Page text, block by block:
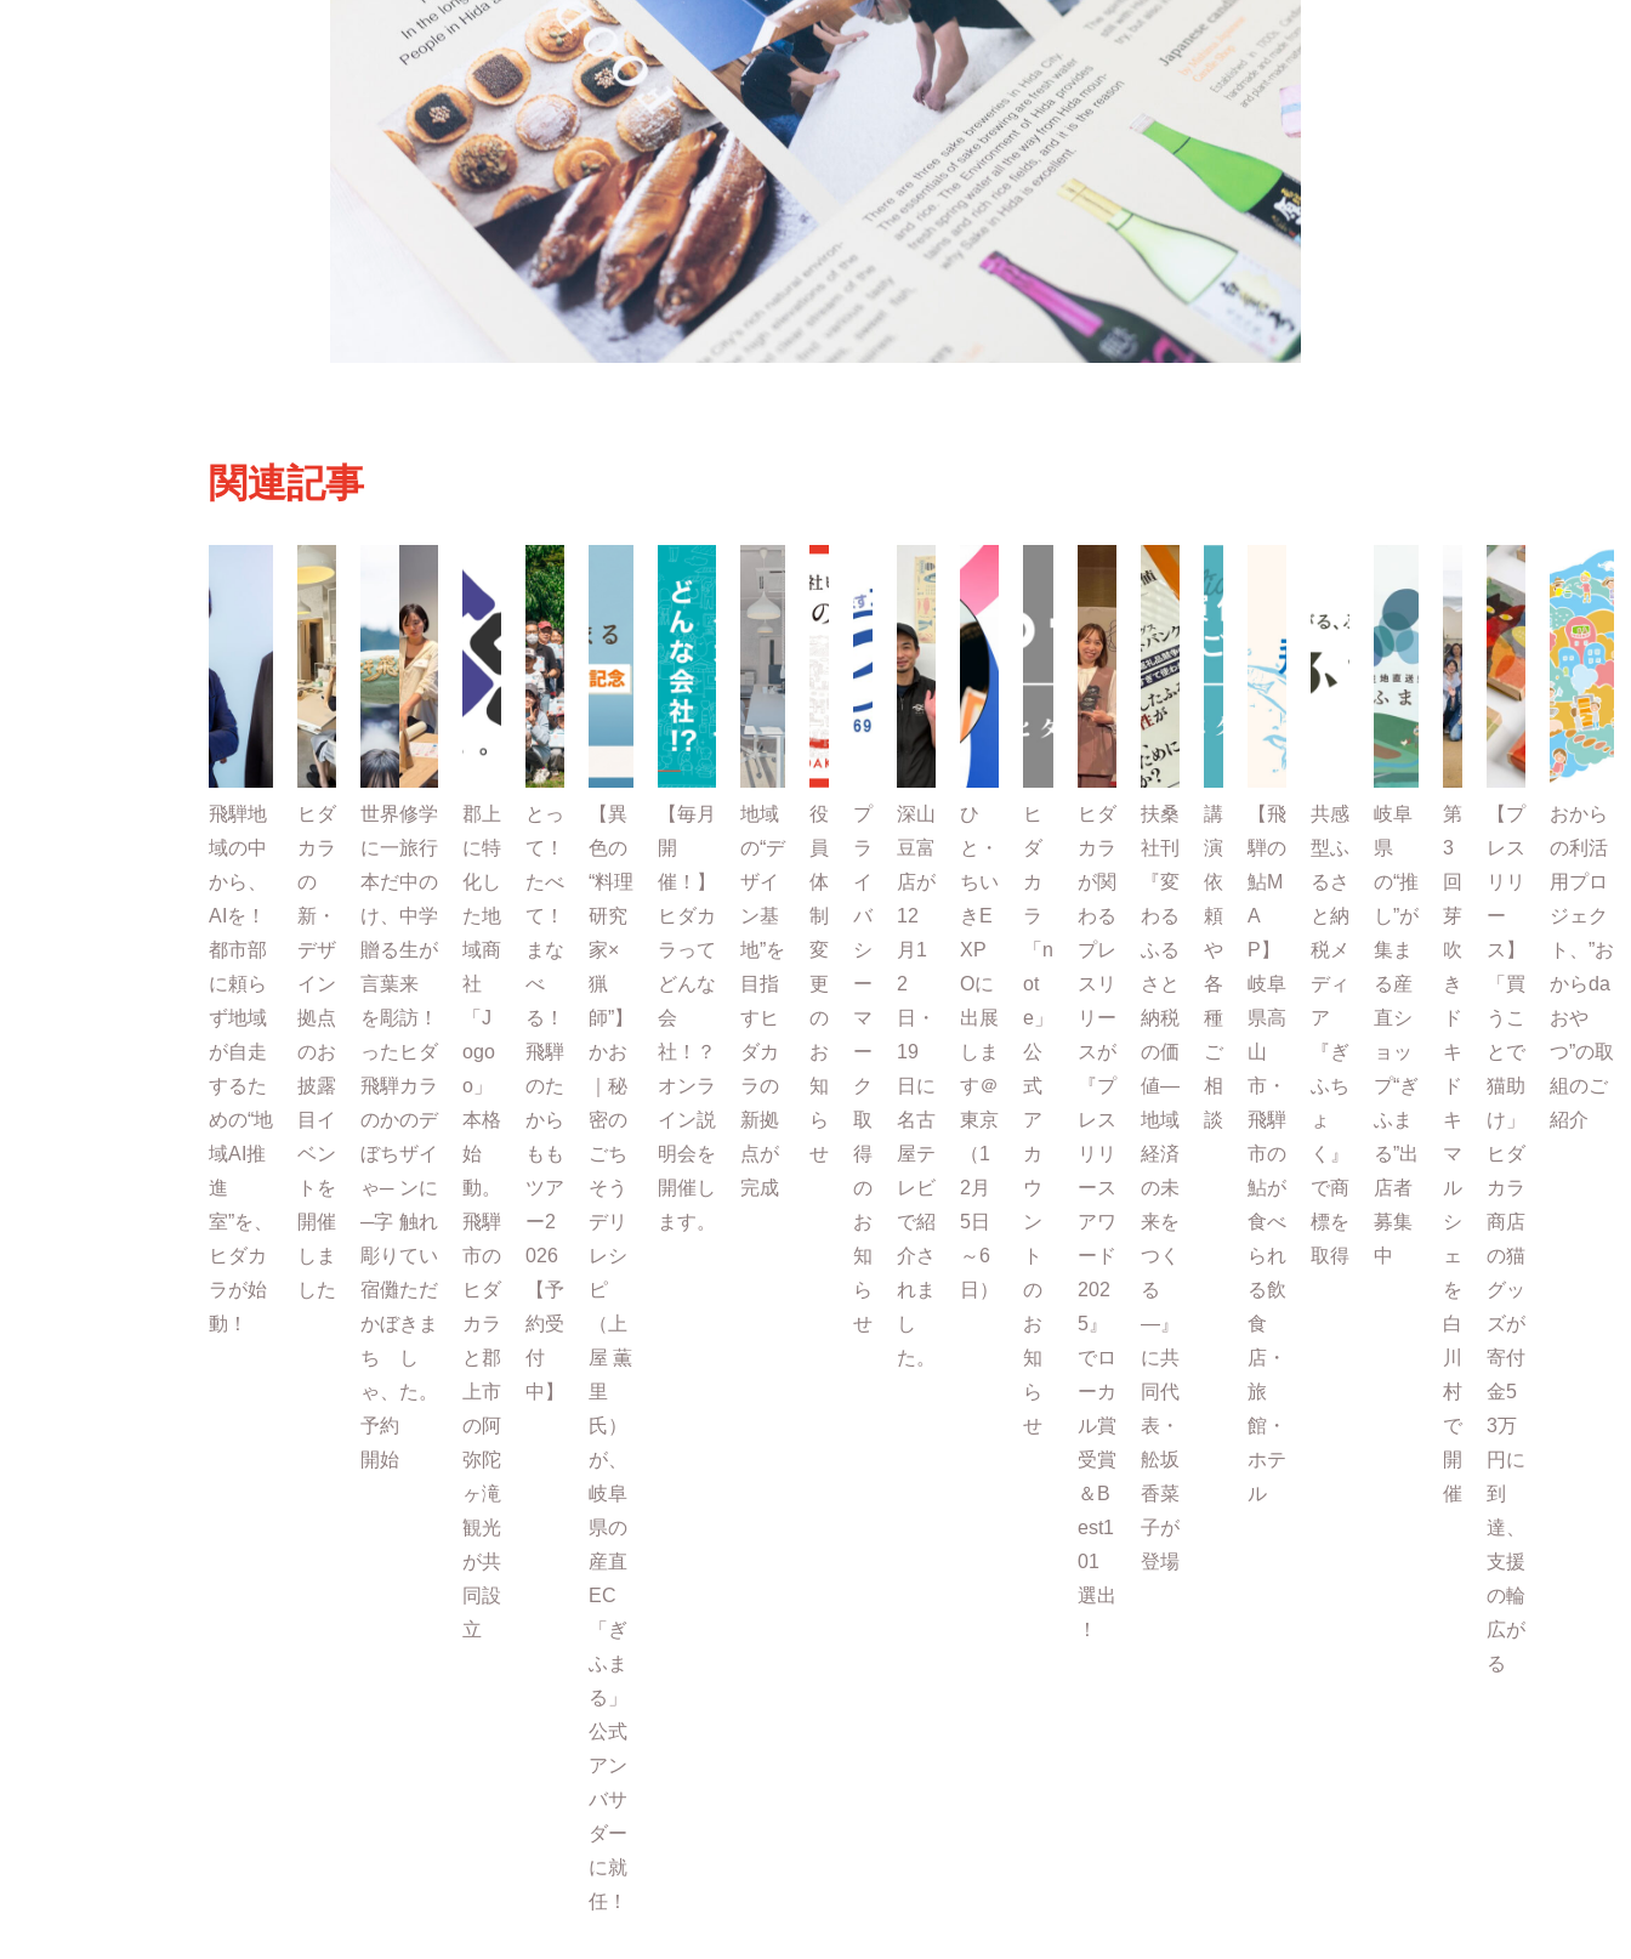
関連記事
飛騨地
域の中
から、
AIを！
都市部
に頼ら
ず地域
が自走
するた
めの“地
域AI推
進
室”を、
ヒダカ
ラが始
動！
ヒダ
カラ
の
新・
デザ
イン
拠点
のお
披露
目イ
ベン
トを
開催
しま
した
世界
に一
本だ
け、
贈る
言葉
を彫
った
飛騨
のか
ぼち
ゃ─
─字
彫り
宿儺
かぼ
ち
ゃ、
予約
開始
修学
旅行
中の
中学
生が
来
訪！
ヒダ
カラ
のデ
ザイ
ンに
触れ
てい
ただ
きま
し
た。
郡上
に特
化し
た地
域商
社
「J
ogo
o」
本格
始
動。
飛騨
市の
ヒダ
カラ
と郡
上市
の阿
弥陀
ヶ滝
観光
が共
同設
立
とっ
て！
たべ
て！
まな
べ
る！
飛騨
のた
から
もも
ツア
ー2
026
【予
約受
付
中】
【異
色の
“料理
研究
家×
猟
師”】
かお
｜秘
密の
ごち
そう
デリ
レシ
ピ
（上
屋 薫
里
氏）
が、
岐阜
県の
産直
EC
「ぎ
ふま
る」
公式
アン
バサ
ダー
に就
任！
【毎月
開
催！】
ヒダカ
ラって
どんな
会
社！？
オンラ
イン説
明会を
開催し
ます。
地域
の“デ
ザイ
ン基
地”を
目指
すヒ
ダカ
ラの
新拠
点が
完成
役
員
体
制
変
更
の
お
知
ら
せ
プ
ラ
イ
バ
シ
ー
マ
ー
ク
取
得
の
お
知
ら
せ
深山
豆富
店が
12
月1
2
日・
19
日に
名古
屋テ
レビ
で紹
介さ
れま
し
た。
ひ
と・
ちい
きE
XP
Oに
出展
しま
す＠
東京
（1
2月
5日
～6
日）
ヒ
ダ
カ
ラ
「n
ot
e」
公
式
ア
カ
ウ
ン
ト
の
お
知
ら
せ
ヒダ
カラ
が関
わる
プレ
スリ
リー
スが
『プ
レス
リリ
ース
アワ
ード
202
5』
でロ
ーカ
ル賞
受賞
＆B
est1
01
選出
！
扶桑
社刊
『変
わる
ふる
さと
納税
の価
値―
地域
経済
の未
来を
つく
る
―』
に共
同代
表・
舩坂
香菜
子が
登場
講
演
依
頼
や
各
種
ご
相
談
【飛
騨の
鮎M
A
P】
岐阜
県高
山
市・
飛騨
市の
鮎が
食べ
られ
る飲
食
店・
旅
館・
ホテ
ル
共感
型ふ
るさ
と納
税メ
ディ
ア
『ぎ
ふち
ょ
く』
で商
標を
取得
岐阜
県
の“推
し”が
集ま
る産
直シ
ョッ
プ“ぎ
ふま
る”出
店者
募集
中
第
3
回
芽
吹
き
ド
キ
ド
キ
マ
ル
シ
ェ
を
白
川
村
で
開
催
【プ
レス
リリ
ー
ス】
「買
うこ
とで
猫助
け」
ヒダ
カラ
商店
の猫
グッ
ズが
寄付
金5
3万
円に
到
達、
支援
の輪
広が
る
おから
の利活
用プロ
ジェク
ト、”お
からda
おや
つ”の取
組のご
紹介